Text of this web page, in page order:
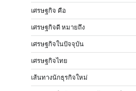
เศรษฐกิจ คือ
เศรษฐกิจดี หมายถึง
เศรษฐกิจในปัจจุบัน
เศรษฐกิจไทย
เส้นทางนักธุรกิจใหม่